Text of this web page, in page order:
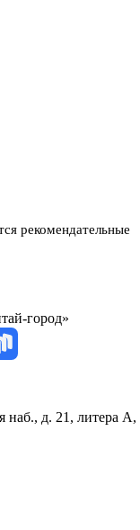
рекомендательные
город»
наб., д. 21, литера А,